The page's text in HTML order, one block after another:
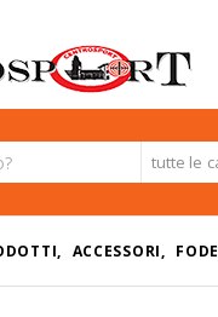
tutte le
, ACCESSORI,